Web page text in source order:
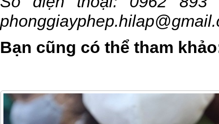
Bạn cũng có thể tham